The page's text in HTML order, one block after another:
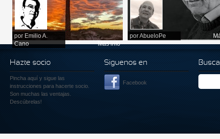
por Emilio A.
Cano
Más info
porAbueloPe
Hazte socio
Pincha aquí y sigue las
instrucciones para hacerte socio.
Son muchas las ventajas.
Descúbrelas!
Siguenos en
Facebook